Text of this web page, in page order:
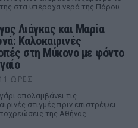
στα υπέροχα νερά της Πάρου
Λιάγκας και Μαρία
Καλοκαιρινές
στη Μύκονο με φόντο
ΏΡΕΣ
απολαμβάνει τις
στιγμές πριν επιστρέψει
της Αθήνας